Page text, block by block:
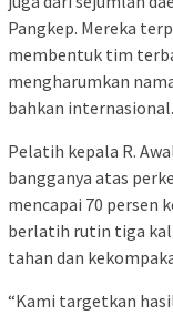
Pangkep. Mereka
membentuk tim
mengharumkan
bahkan internasional.
Pelatih kepala R.
bangganya atas
mencapai 70 persen
berlatih rutin tiga
tahan dan
“Kami targetkan